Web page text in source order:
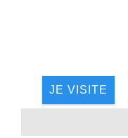
JE VISITE